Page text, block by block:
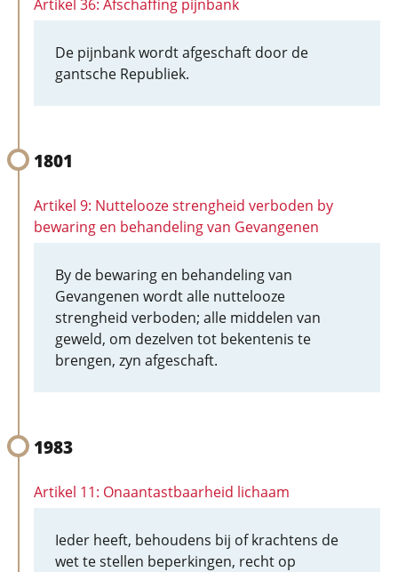
Artikel 36: Afschaffing pijnbank
De pijnbank wordt afgeschaft door de
gantsche Republiek.
1801
Artikel 9: Nuttelooze strengheid verboden by
bewaring en behandeling van Gevangenen
By de bewaring en behandeling van
Gevangenen wordt alle nuttelooze
strengheid verboden; alle middelen van
geweld, om dezelven tot bekentenis te
brengen, zyn afgeschaft.
1983
Artikel 11: Onaantastbaarheid lichaam
Ieder heeft, behoudens bij of krachtens de
wet te stellen beperkingen, recht op